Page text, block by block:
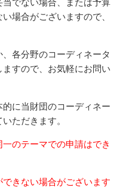
でない場合、または予算
場合がございますので、
各分野のコーディネータ
すので、お気軽にお問い
に当財団のコーディネー
ただきます。
のテーマでの申請はでき
きない場合がございます